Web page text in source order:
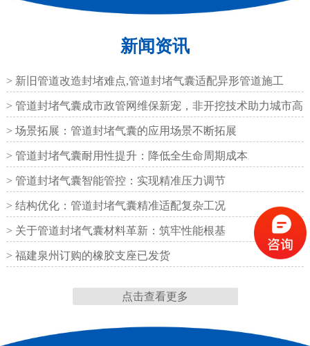
铁路盆式支座 公路盆式橡胶支座
抗震盆式支座
C40、60、80型桥梁伸
新闻资讯
> 新旧管道改造封堵难点,管道封堵气囊适配异形管道施工
> 管道封堵气囊成市政管网维保新宠，非开挖技术助力城市高
效运
> 场景拓展：管道封堵气囊的应用场景不断拓展
> 管道封堵气囊耐用性提升：降低全生命周期成本
> 管道封堵气囊智能管控：实现精准压力调节
> 结构优化：管道封堵气囊精准适配复杂工况
> 关于管道封堵气囊材料革新：筑牢性能根基
> 福建泉州订购的橡胶支座已发货
点击查看更多